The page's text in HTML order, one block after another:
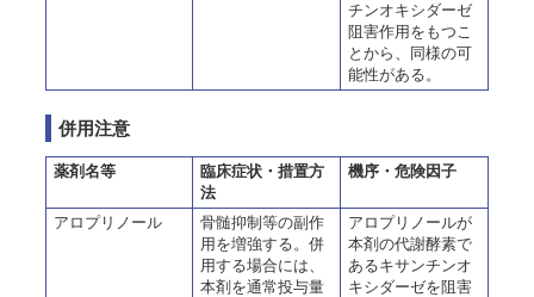
チンオキシダーゼ
阻害作用をもつこ
とから、同様の可
能性がある。
併用注意
薬剤名等
臨床症状・措置方
法
機序・危険因子
アロプリノール
骨髄抑制等の副作
用を増強する。併
用する場合には、
本剤を通常投与量
アロプリノールが
本剤の代謝酵素で
あるキサンチンオ
キシダーゼを阻害